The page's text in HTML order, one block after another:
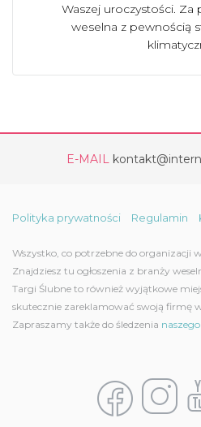
Waszej uroczystości.
weselna z pewnością
E-MAIL
Polityka prywatności Regulamin
Wszystko, co potrzebne do organizacji
Znajdziesz tu ogłoszenia z branży
Targi Ślubne to również wyjątkowe
skutecznie zareklamować swoją firmę
Zapraszamy także do śledzenia